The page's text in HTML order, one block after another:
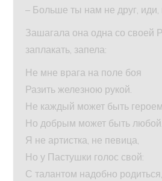
– Больше ты нам не друг, иди,
Зашагала она одна со своей
заплакать, запела:
Не мне врага на поле боя
Разить железною рукой.
Не каждый может быть
Но добрым может быть любой.
Я не артистка, не певица,
Но у Пастушки голос свой:
С талантом надобно родиться,